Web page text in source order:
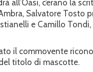
all’Oasi, c’erano la
Salvatore Tosto
e Camillo
il commovente
titolo di mascotte.